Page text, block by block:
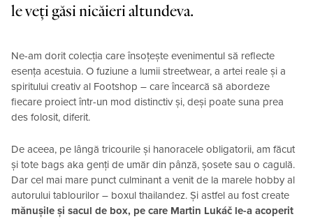
le veți găsi nicăieri altundeva.
Ne-am dorit colecția care însoțește evenimentul să reflecte
esența acestuia. O fuziune a lumii streetwear, a artei reale și a
spiritului creativ al Footshop – care încearcă să abordeze
fiecare proiect într-un mod distinctiv și, deși poate suna prea
des folosit, diferit.
De aceea, pe lângă tricourile și hanoracele obligatorii, am făcut
și tote bags aka genți de umăr din pânză, șosete sau o cagulă.
Dar cel mai mare punct culminant a venit de la marele hobby al
autorului tablourilor – boxul thailandez. Și astfel au fost create
mănușile și sacul de box, pe care Martin Lukáč le-a acoperit